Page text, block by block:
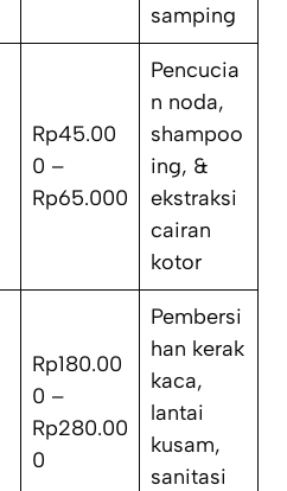
samping
Rp45.00
0 –
Rp65.000
Pencucia
n noda,
shampoo
ing, &
ekstraksi
cairan
kotor
Rp180.00
0 –
Rp280.00
0
Pembersi
han kerak
kaca,
lantai
kusam,
sanitasi